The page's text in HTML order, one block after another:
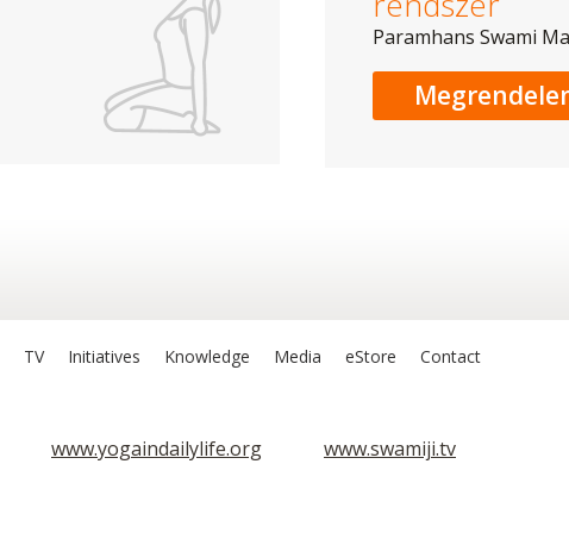
Paramhans Swami
TV Initiatives Knowledge Media eStore Contact
www.yogaindailylife.org
www.swamiji.tv